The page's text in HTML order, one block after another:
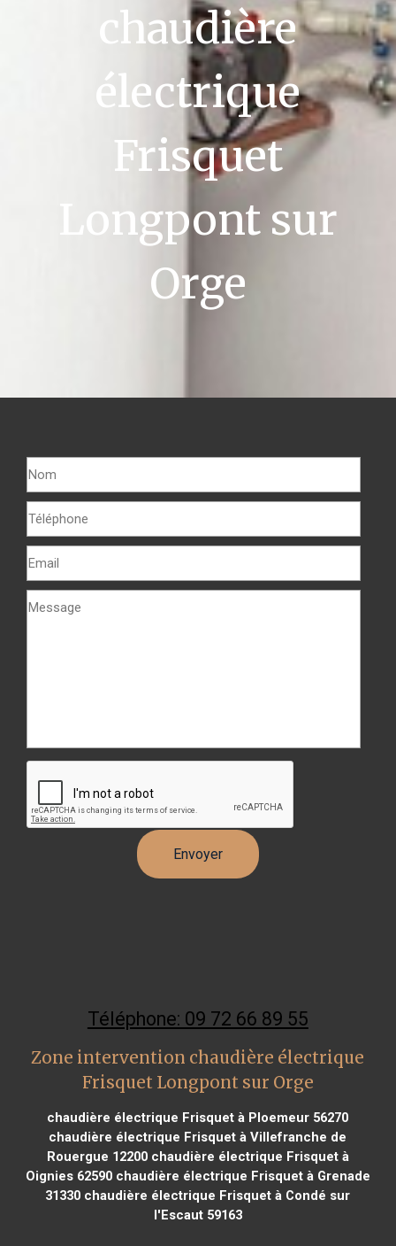
chaudière
électrique
Frisquet
Longpont sur
Orge
Téléphone: 09 72 66 89 55
Zone intervention chaudière électrique
Frisquet Longpont sur Orge
chaudière électrique Frisquet à Ploemeur 56270
chaudière électrique Frisquet à Villefranche de
Rouergue 12200chaudière électrique Frisquet à
Oignies 62590chaudière électrique Frisquet à Grenade
31330 chaudière électrique Frisquet à Condé sur
l'Escaut 59163